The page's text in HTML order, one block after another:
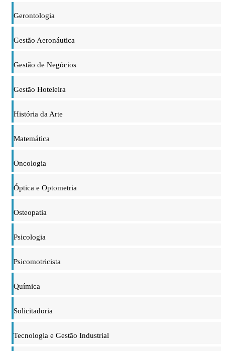
Gerontologia
Gestão Aeronáutica
Gestão de Negócios
Gestão Hoteleira
História da Arte
Matemática
Oncologia
Óptica e Optometria
Osteopatia
Psicologia
Psicomotricista
Química
Solicitadoria
Tecnologia e Gestão Industrial